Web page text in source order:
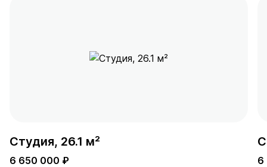
Студия, 26.1 м²
6 650 000 ₽ 6